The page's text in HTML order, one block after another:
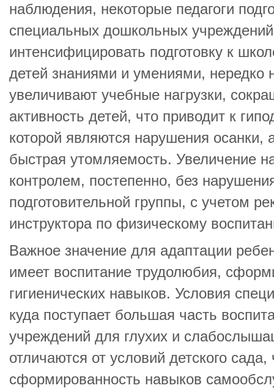
наблюдения, некоторые педагоги
специальных дошкольных
интенсифицировать подготовку к
детей знаниями и умениями, нередко
увеличивают учебные нагрузки,
активность детей, что приводит к
которой являются нарушения осанки,
быстрая утомляемость. Увеличение
контролем, постепенно, без
подготовительной группы, с учетом
инструктора по физическому
Важное значение для адаптации
имеет воспитание трудолюбия,
гигиенических навыков. Условия
куда поступает большая часть
учреждений для глухих и
отличаются от условий детского сада,
сформированность навыков